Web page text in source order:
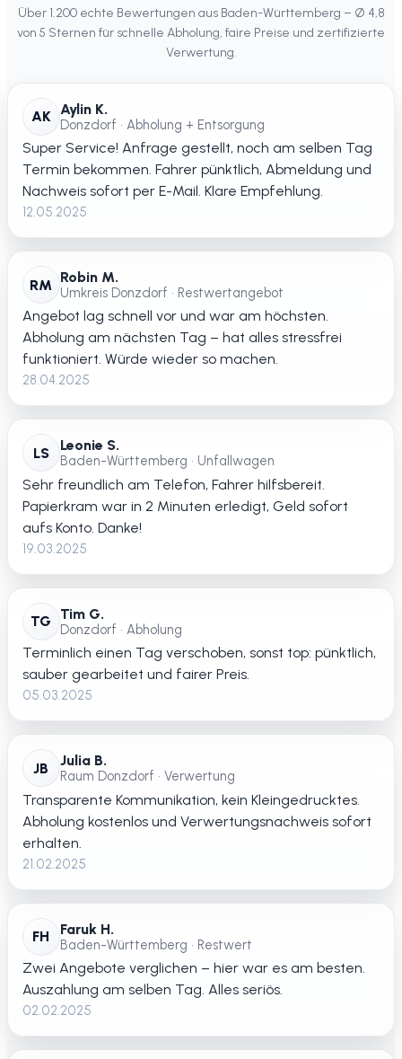
Über 1.200 echte Bewertungen aus Baden-Württemberg – Ø 4,8
von 5 Sternen für schnelle Abholung, faire Preise und zertifizierte
Verwertung.
AK Aylin K.
Donzdorf • Abholung + Entsorgung
Super Service! Anfrage gestellt, noch am selben Tag
Termin bekommen. Fahrer pünktlich, Abmeldung und
Nachweis sofort per E-Mail. Klare Empfehlung.
12.05.2025
RM Robin M.
Umkreis Donzdorf • Restwertangebot
Angebot lag schnell vor und war am höchsten.
Abholung am nächsten Tag – hat alles stressfrei
funktioniert. Würde wieder so machen.
28.04.2025
LS Leonie S.
Baden-Württemberg • Unfallwagen
Sehr freundlich am Telefon, Fahrer hilfsbereit.
Papierkram war in 2 Minuten erledigt, Geld sofort
aufs Konto. Danke!
19.03.2025
TG Tim G.
Donzdorf • Abholung
Terminlich einen Tag verschoben, sonst top: pünktlich,
sauber gearbeitet und fairer Preis.
05.03.2025
JB Julia B.
Raum Donzdorf • Verwertung
Transparente Kommunikation, kein Kleingedrucktes.
Abholung kostenlos und Verwertungsnachweis sofort
erhalten.
21.02.2025
FH Faruk H.
Baden-Württemberg • Restwert
Zwei Angebote verglichen – hier war es am besten.
Auszahlung am selben Tag. Alles seriös.
02.02.2025